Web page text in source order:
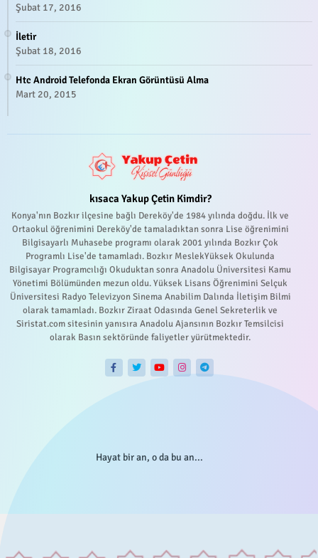
Şubat 17, 2016
İletir
Şubat 18, 2016
Htc Android Telefonda Ekran Görüntüsü Alma
Mart 20, 2015
kısaca Yakup Çetin Kimdir?
Konya'nın Bozkır ilçesine bağlı Dereköy'de 1984 yılında doğdu. İlk ve
Ortaokul öğrenimini Dereköy'de tamaladıktan sonra Lise öğrenimini
Bilgisayarlı Muhasebe programı olarak 2001 yılında Bozkır Çok
Programlı Lise'de tamamladı. Bozkır MeslekYüksek Okulunda
Bilgisayar Programcılığı Okuduktan sonra Anadolu Üniversitesi Kamu
Yönetimi Bölümünden mezun oldu. Yüksek Lisans Öğrenimini Selçuk
Üniversitesi Radyo Televizyon Sinema Anabilim Dalında İletişim Bilmi
olarak tamamladı. Bozkır Ziraat Odasında Genel Sekreterlik ve
Siristat.com sitesinin yanısıra Anadolu Ajansının Bozkır Temsilcisi
olarak Basın sektöründe faliyetler yürütmektedir.
Hayat bir an, o da bu an...